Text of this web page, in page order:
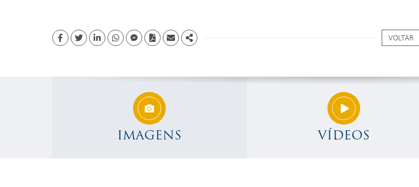
FacebookTwitterLinkedinwhatsappfacebook messenger
PDF EmailShare
VOLTAR
IMAGENS VÍDEOS